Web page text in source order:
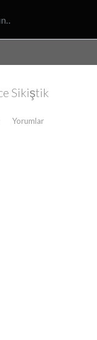
Sikiştik
Yorumlar